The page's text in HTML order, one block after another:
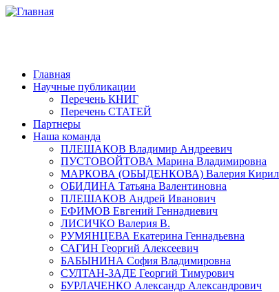
Главная
Научные публикации
Перечень КНИГ
Перечень СТАТЕЙ
Партнеры
Наша команда
ПЛЕШАКОВ Владимир Андреевич
ПУСТОВОЙТОВА Марина Владимировна
МАРКОВА (ОБЫДЕНКОВА) Валерия
ОБИДИНА Татьяна Валентиновна
ПЛЕШАКОВ Андрей Иванович
ЕФИМОВ Евгений Геннадиевич
ЛИСИЧКО Валерия В.
РУМЯНЦЕВА Екатерина Геннадьевна
САГИН Георгий Алексеевич
БАБЫНИНА София Владимировна
СУЛТАН-ЗАДЕ Георгий Тимурович
БУРЛАЧЕНКО Александр Александрович